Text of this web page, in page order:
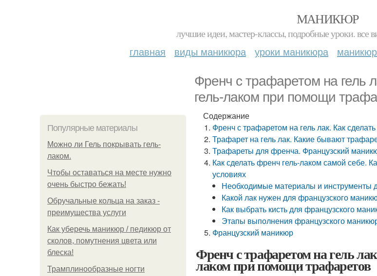
МАНИКЮР
лучшие идеи, мастер-классы, подробные уроки. все
главная виды маникюра уроки маникюра
Френч с трафаретом на гель
гель-лаком при помощи
Популярные материалы
Можно ли Гель покрывать гель-
лаком.
Чтобы оставаться на месте нужно
очень быстро бежать!
Обручальные кольца на заказ -
преимущества услуги
Как уберечь маникюр / педикюр от
сколов, помутнения цвета или
блеска!
Трамплинообразные ногти
Содержание
Френч с трафаретом на гель лак. Как
Трафарет на гель лак. Какие бывают
Трафареты для френча. Французский
Как сделать френч гель-лаком самой себе.
условиях
Необходимые материалы и инструменты
Какой лак нужен для французского
Как выбрать кисть для французского
Этапы выполнения французского
Французский маникюр
Френч с трафаретом на гель
лаком при помощи трафаретов